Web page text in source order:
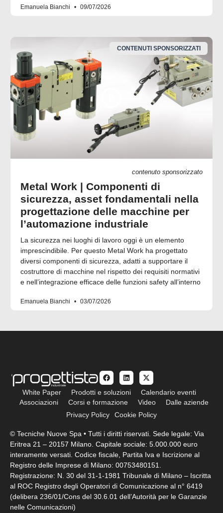
Emanuela Bianchi 09/07/2026
CONTENUTI SPONSORIZZATI
contenuto sponsorizzato
Metal Work | Componenti di
sicurezza, asset fondamentali nella
progettazione delle macchine per
l’automazione industriale
La sicurezza nei luoghi di lavoro oggi è un elemento
imprescindibile. Per questo Metal Work ha progettato
diversi componenti di sicurezza, adatti a supportare il
costruttore di macchine nel rispetto dei requisiti normativi
e nell’integrazione efficace delle funzioni safety all’interno
Emanuela Bianchi 03/07/2026
White Paper Prodotti e soluzioni
Calendario eventi
Associazioni
Corsi e formazione Video
Dalle aziende
Privacy Policy
Cookie Policy
© Tecniche Nuove Spa • Tutti i diritti riservati. Sede legale: Via
Eritrea 21 – 20157 Milano. Capitale sociale: 5.000.000 euro
interamente versati. Codice fiscale, Partita Iva e Iscrizione al
Registro delle Imprese di Milano: 00753480151.
Registrazione: N. 30 del 31-1-1981 Tribunale di Milano – Iscritta
al ROC Registro degli Operatori di Comunicazione al n° 6419
(delibera 236/01/Cons del 30.6.01 dell’Autorità per le Garanzie
nelle Comunicazioni)